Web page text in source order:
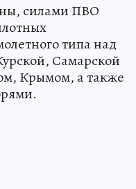
силами ПВО
типа над
Самарской
Крымом, а также